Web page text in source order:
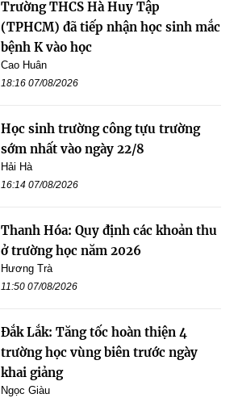
Trường THCS Hà Huy Tập
(TPHCM) đã tiếp nhận học sinh mắc
bệnh K vào học
Cao Huân
18:16 07/08/2026
Học sinh trường công tựu trường
sớm nhất vào ngày 22/8
Hải Hà
16:14 07/08/2026
Thanh Hóa: Quy định các khoản thu
ở trường học năm 2026
Hương Trà
11:50 07/08/2026
Đắk Lắk: Tăng tốc hoàn thiện 4
trường học vùng biên trước ngày
khai giảng
Ngọc Giàu